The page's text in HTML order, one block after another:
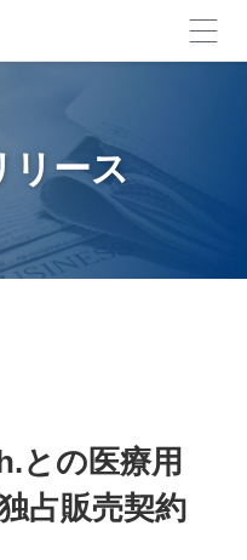
リース
との医療用
占販売契約